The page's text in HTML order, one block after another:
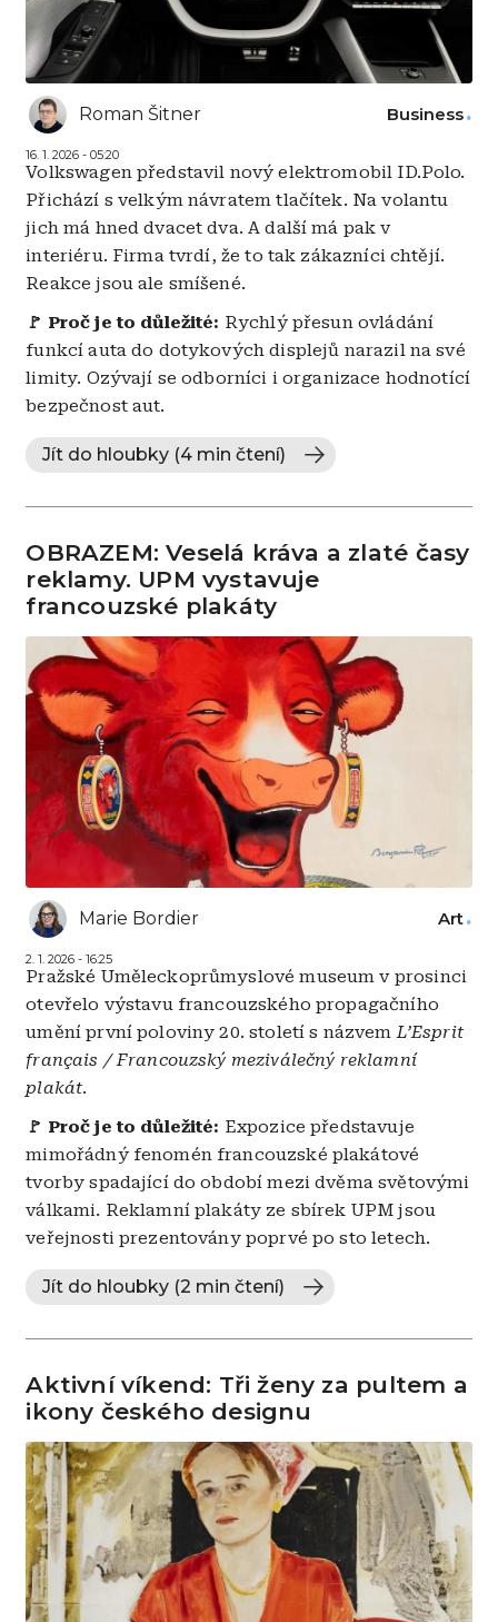
Roman Šitner
16. 1. 2026 - 05:20
Business
Volkswagen představil nový elektromobil ID.Polo.
Přichází s velkým návratem tlačítek. Na volantu
jich má hned dvacet dva. A další má pak v
interiéru. Firma tvrdí, že to tak zákazníci chtějí.
Reakce jsou ale smíšené.
🚩 Proč je to důležité: Rychlý přesun ovládání
funkcí auta do dotykových displejů narazil na své
limity. Ozývají se odborníci i organizace hodnotící
bezpečnost aut.
Jít do hloubky (4 min čtení)
OBRAZEM: Veselá kráva a zlaté časy
reklamy. UPM vystavuje
francouzské plakáty
Marie Bordier
2. 1. 2026 - 16:25
Art
Pražské Uměleckoprůmyslové museum v prosinci
otevřelo výstavu francouzského propagačního
umění první poloviny 20. století s názvemL’Esprit
français / Francouzský meziválečný reklamní
plakát.
🚩 Proč je to důležité: Expozice představuje
mimořádný fenomén francouzské plakátové
tvorby spadající do období mezi dvěma světovými
válkami. Reklamní plakáty ze sbírek UPM jsou
veřejnosti prezentovány poprvé po sto letech.
Jít do hloubky (2 min čtení)
Aktivní víkend: Tři ženy za pultem a
ikony českého designu